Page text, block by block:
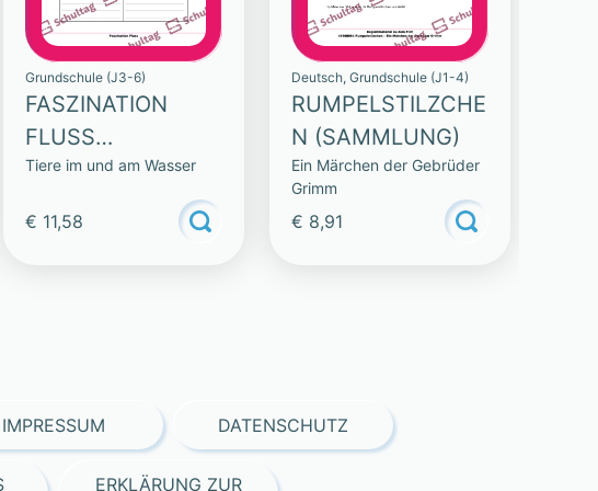
Grundschule (J3-6)
FASZINATION
FLUSS
(SAMMLUNG)
Tiere im und am Wasser
€ 11,58
Deutsch, Grundschule (J1-4)
RUMPELSTILZCHE
N (SAMMLUNG)
Ein Märchen der Gebrüder
Grimm
€ 8,91
IMPRESSUM DATENSCHUTZ
ERKLÄRUNG ZUR